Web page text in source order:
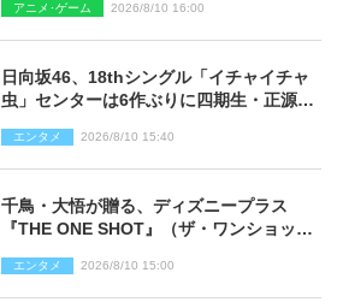
アニメ･ゲーム 2026/8/10 16:00
日向坂46、18thシングル「イチャイチャ
虫」センターは6作ぶりに四期生・正源司
エンタメ 2026/8/10 15:40
千鳥・大悟が贈る、ディズニープラス
『THE ONE SHOT』（ザ・ワンショッ
を投じる“真の笑い”を見る大会がついに
開幕
エンタメ 2026/8/10 15:00